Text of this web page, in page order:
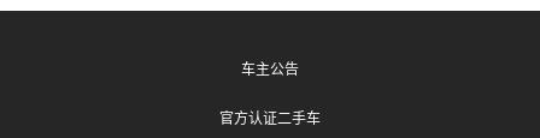
车主公告
官方认证二手车